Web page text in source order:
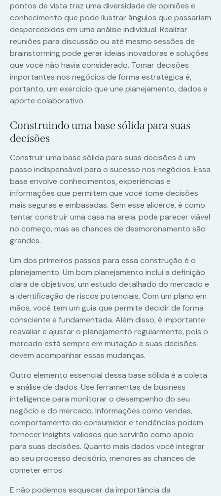
pontos de vista traz uma diversidade de opiniões e
conhecimento que pode ilustrar ângulos que passariam
despercebidos em uma análise individual. Realizar
reuniões para discussão ou até mesmo sessões de
brainstorming pode gerar ideias inovadoras e soluções
que você não havia considerado. Tomar decisões
importantes nos negócios de forma estratégica é,
portanto, um exercício que une planejamento, dados e
aporte colaborativo.
Construindo uma base sólida para suas
decisões
Construir uma base sólida para suas decisões é um
passo indispensável para o sucesso nos negócios. Essa
base envolve conhecimentos, experiências e
informações que permitem que você tome decisões
mais seguras e embasadas. Sem esse alicerce, é como
tentar construir uma casa na areia: pode parecer viável
no começo, mas as chances de desmoronamento são
grandes.
Um dos primeiros passos para essa construção é o
planejamento. Um bom planejamento inclui a definição
clara de objetivos, um estudo detalhado do mercado e
a identificação de riscos potenciais. Com um plano em
mãos, você tem um guia que permite decidir de forma
consciente e fundamentada. Além disso, é importante
reavaliar e ajustar o planejamento regularmente, pois o
mercado está sempre em mutação e suas decisões
devem acompanhar essas mudanças.
Outro elemento essencial dessa base sólida é a coleta
e análise de dados. Use ferramentas de business
intelligence para monitorar o desempenho do seu
negócio e do mercado. Informações como vendas,
comportamento do consumidor e tendências podem
fornecer insights valiosos que servirão como apoio
para suas decisões. Quanto mais dados você integrar
ao seu processo decisório, menores as chances de
cometer erros.
E não podemos esquecer da importância da